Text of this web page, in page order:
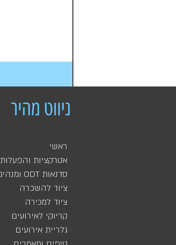
ניווט מהיר
ראשי
אטרקציות והפעלות
סדנאות ODT ומנהיגות
ציוד להשכרה
ציוד למכירה
קריוקי לאירועים
גלריית אירועים